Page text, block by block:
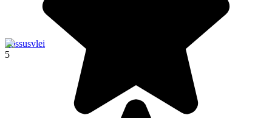
Sossusvlei
5